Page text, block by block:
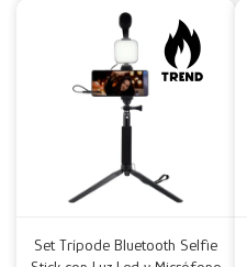
Set Trípode Bluetooth Selfie